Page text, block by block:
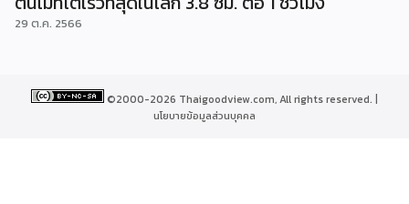
29 ต.ค. 2566
©2000-2026 Thaigoodview.com, All rights reserved. |
นโยบายข้อมูลส่วนบุคคล